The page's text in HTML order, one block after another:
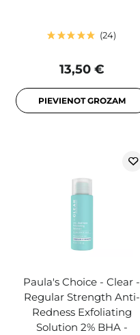
24
13,50 €
PIEVIENOT GROZAM
Paula's Choice - Clear -
Regular Strength Anti-
Redness Exfoliating
Solution 2% BHA -